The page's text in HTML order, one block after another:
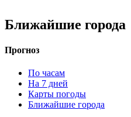
Ближайшие города
Прогноз
По часам
На 7 дней
Карты погоды
Ближайшие города